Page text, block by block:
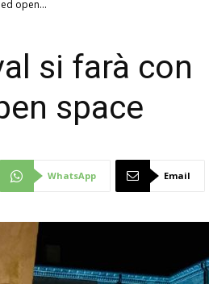
Voce
Mantova
open...
si farà con
space
WhatsApp Email